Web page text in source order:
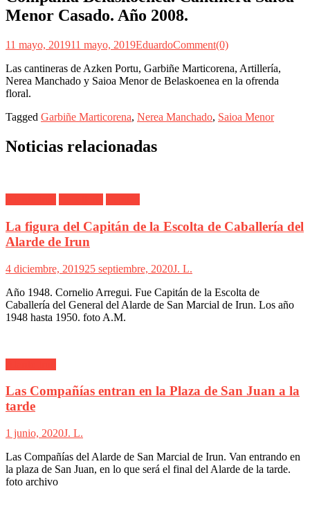
Menor Casado. Año 2008.
11 mayo, 201911 mayo, 2019EduardoComment(0)
Las cantineras de Azken Portu, Garbiñe Marticorena, Artillería,
Nerea Manchado y Saioa Menor de Belaskoenea en la ofrenda
floral.
Tagged Garbiñe Marticorena, Nerea Manchado, Saioa Menor
Noticias relacionadas
La figura del Capitán de la Escolta de Caballería del
Alarde de Irun
4 diciembre, 201925 septiembre, 2020J. L.
Año 1948. Cornelio Arregui. Fue Capitán de la Escolta de
Caballería del General del Alarde de San Marcial de Irun. Los año
1948 hasta 1950. foto A.M.
Las Compañías entran en la Plaza de San Juan a la
tarde
1 junio, 2020J. L.
Las Compañías del Alarde de San Marcial de Irun. Van entrando en
la plaza de San Juan, en lo que será el final del Alarde de la tarde.
foto archivo